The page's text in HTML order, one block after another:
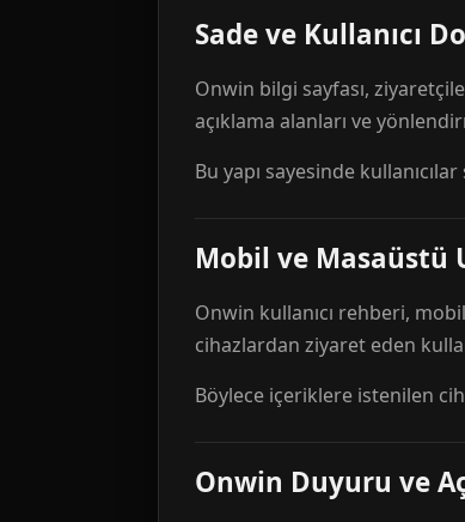
Sade ve Kullanıcı
Onwin bilgi sayfası,
açıklama alanları ve
Bu yapı sayesinde
Mobil ve Masaüstü
Onwin kullanıcı rehberi,
cihazlardan ziyaret eden
Böylece içeriklere istenilen
Onwin Duyuru ve